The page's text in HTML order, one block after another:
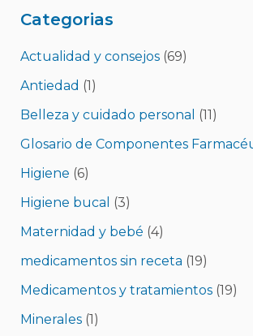
Categorias
Actualidad y consejos(69)
Antiedad (1)
Belleza y cuidado personal (11)
Glosario de Componentes
Higiene (6)
Higiene bucal (3)
Maternidad y bebé (4)
medicamentos sin receta (19)
Medicamentos y tratamientos(19)
Minerales(1)